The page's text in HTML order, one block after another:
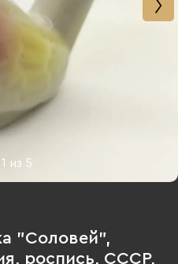
1 из 5
"Соловей",
роспись, СССР,